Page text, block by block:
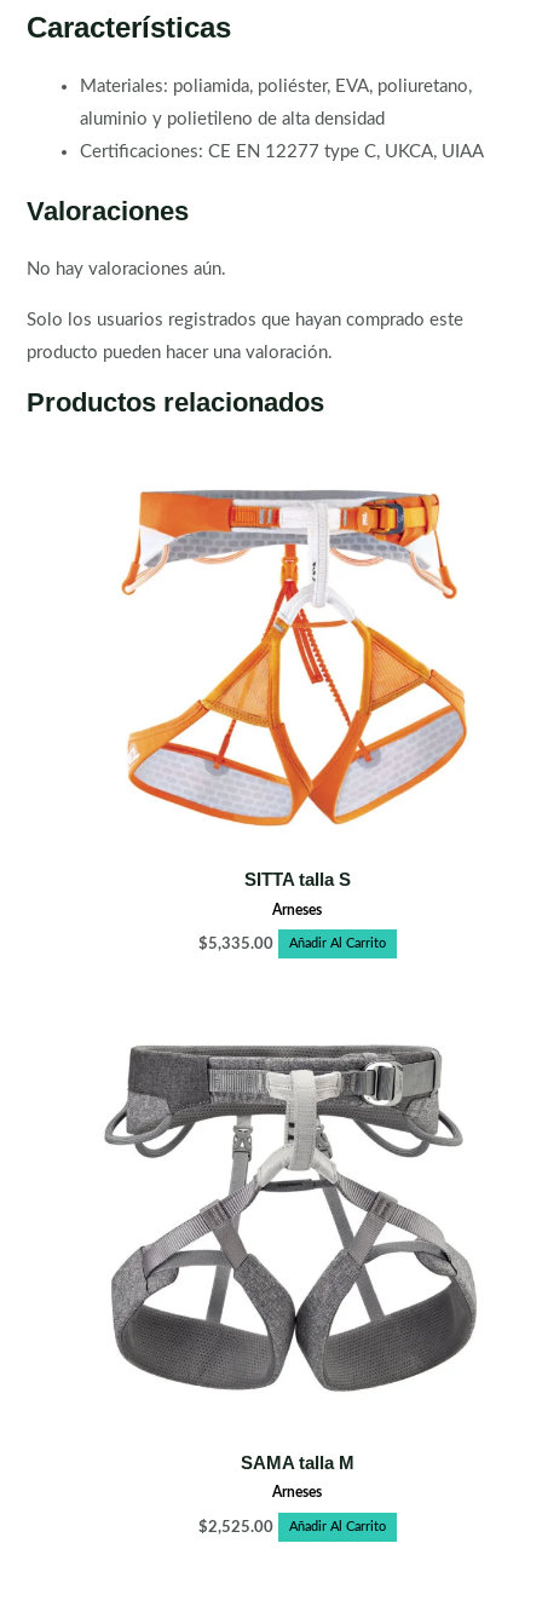
Características
Materiales: poliamida, poliéster, EVA, poliuretano,
aluminio y polietileno de alta densidad
Certificaciones: CE EN 12277 type C, UKCA, UIAA
Valoraciones
No hay valoraciones aún.
Solo los usuarios registrados que hayan comprado este
producto pueden hacer una valoración.
Productos relacionados
SITTA talla S
Arneses
$5,335.00 Añadir Al Carrito
SAMA talla M
Arneses
$2,525.00 Añadir Al Carrito